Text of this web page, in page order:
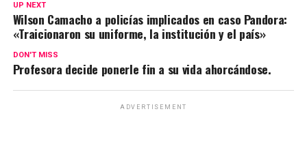
UP NEXT
Wilson Camacho a policías implicados en caso Pandora:
«Traicionaron su uniforme, la institución y el país»
DON'T MISS
Profesora decide ponerle fin a su vida ahorcándose.
ADVERTISEMENT